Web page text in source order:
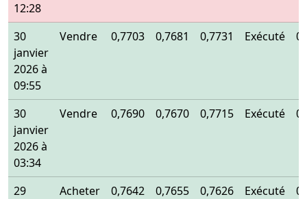
12:28
30
janvier
2026 à
09:55
Vendre 0,7703 0,7681 0,7731 Exécuté
30
janvier
2026 à
03:34
Vendre 0,7690 0,7670 0,7715 Exécuté
29
Acheter 0,7642 0,7655 0,7626 Exécuté